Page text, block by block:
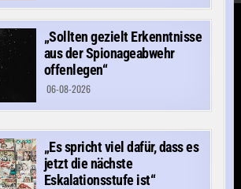
„Sollten gezielt Erkenntnisse
aus der Spionageabwehr
offenlegen“
06-08-2026
„Es spricht viel dafür, dass es
jetzt die nächste
Eskalationsstufe ist“